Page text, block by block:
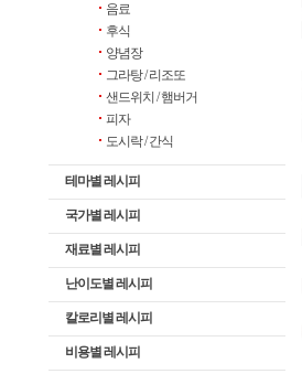
음료
후식
양념장
그라탕 / 리조또
샌드위치 / 햄버거
피자
도시락 / 간식
테마별 레시피
국가별 레시피
재료별 레시피
난이도별 레시피
칼로리별 레시피
비용별 레시피